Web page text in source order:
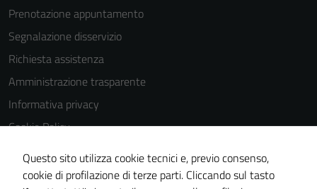
Prenotazione appuntamento
Segnalazione disservizio
Richiesta assistenza
Amministrazione trasparente
Informativa privacy
Cookie Policy
Dichiarazione di accessibilità
Questo sito utilizza cookie tecnici e, previo consenso,
cookie di profilazione di terze parti. Cliccando sul tasto